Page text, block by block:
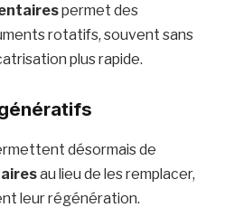
permet des
rotatifs, souvent sans
plus rapide.
désormais de
au lieu de les remplacer,
leur régénération.